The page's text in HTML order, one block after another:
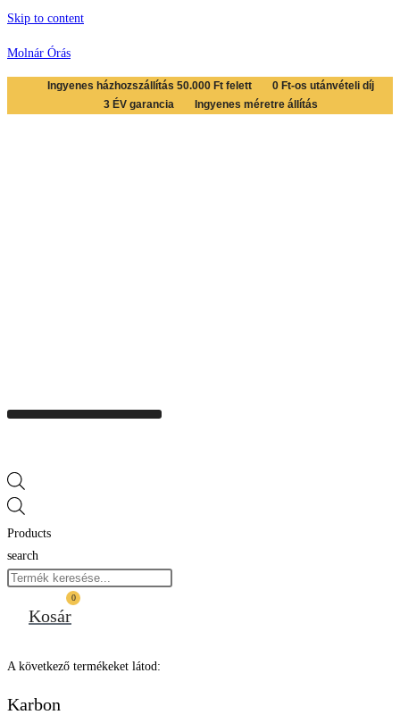
Skip to content
Molnár Órás
Ingyenes házhozszállítás 50.000 Ft felett
0 Ft-os utánvételi díj
3 ÉV garancia
Ingyenes méretre állítás
Products
search
0
Kosár
A következő termékeket látod:
Karbon